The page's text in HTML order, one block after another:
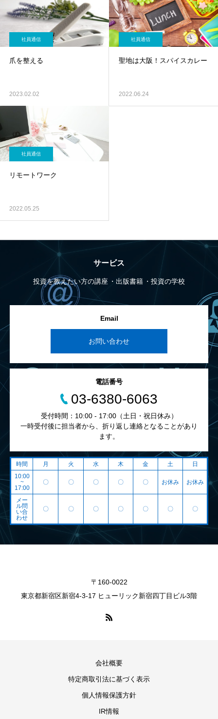
社員通信
爪を整える
2023.02.02
社員通信
聖地は大阪！スパイスカレー
2022.06.24
社員通信
リモートワーク
2022.05.25
サービス
投資を教えたい方の講座 出版書籍 投資の学校
Email
お問い合わせ
電話番号
03-6380-6063
受付時間：10:00 - 17:00（土日・祝日休み）
一時受付後に担当者から、折り返し連絡となることがあり
ます。
時間 月 火 水 木 金 土
日
10:00
~
17:00
〇 〇 〇 〇 〇 お休み お休み
メー
ル問
い合
わせ
〇 〇 〇 〇 〇 〇 〇
〒160-0022
東京都新宿区新宿4-3-17 ヒューリック新宿四丁目ビル3階
会社概要
特定商取引法に基づく表示
個人情報保護方針
IR情報